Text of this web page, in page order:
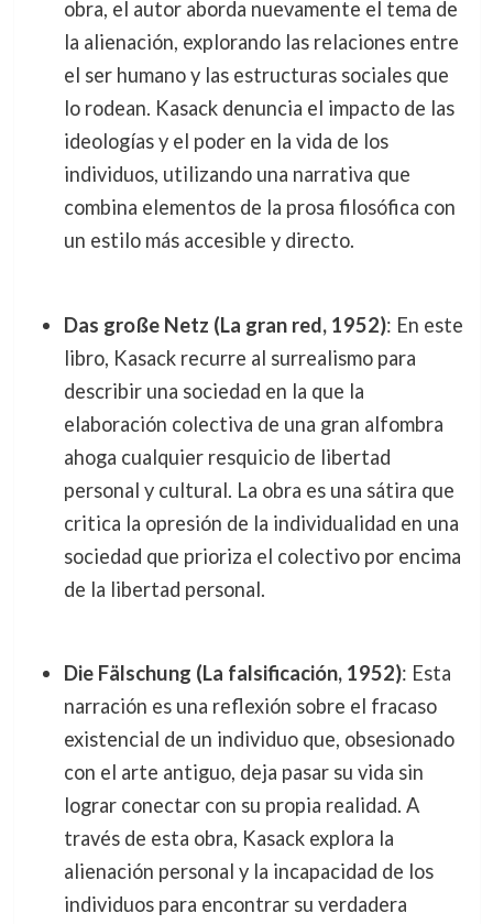
obra, el autor aborda nuevamente el tema de
la alienación, explorando las relaciones entre
el ser humano y las estructuras sociales que
lo rodean. Kasack denuncia el impacto de las
ideologías y el poder en la vida de los
individuos, utilizando una narrativa que
combina elementos de la prosa filosófica con
un estilo más accesible y directo.
Das große Netz (La gran red, 1952): En este
libro, Kasack recurre al surrealismo para
describir una sociedad en la que la
elaboración colectiva de una gran alfombra
ahoga cualquier resquicio de libertad
personal y cultural. La obra es una sátira que
critica la opresión de la individualidad en una
sociedad que prioriza el colectivo por encima
de la libertad personal.
Die Fälschung (La falsificación, 1952): Esta
narración es una reflexión sobre el fracaso
existencial de un individuo que, obsesionado
con el arte antiguo, deja pasar su vida sin
lograr conectar con su propia realidad. A
través de esta obra, Kasack explora la
alienación personal y la incapacidad de los
individuos para encontrar su verdadera